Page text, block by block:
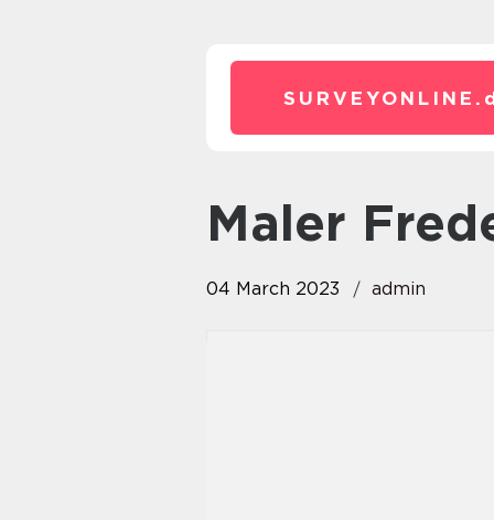
SURVEYONLINE.
Maler
04 March 2023 admin